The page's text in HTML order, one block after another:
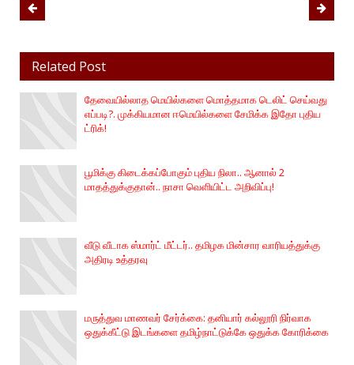
Related Post
தேவையில்லாத மெயில்களை மொத்தமாக டெலிட் செய்வது
எப்படி?. முக்கியமான ஈமெயில்களை சேமிக்க இதோ புதிய
ட்ரிக்!
பூமிக்கு கிடைக்கப்போகும் புதிய நிலா.. ஆனால் 2
மாதத்துக்குதான்.. நாசா வெளியிட்ட அறிவிப்பு!
வீடு வீடாக ஸ்மார்ட் மீட்டர்.. தமிழக மின்சார வாரியத்துக்கு
அதிரடி உத்தரவு
மருத்துவ மாணவர் சேர்க்கை: தனியார் கல்லூரி நிர்வாக
ஒதுக்கீட்டு இடங்களை தமிழ்நாட்டுக்கே ஒதுக்க கோரிக்கை